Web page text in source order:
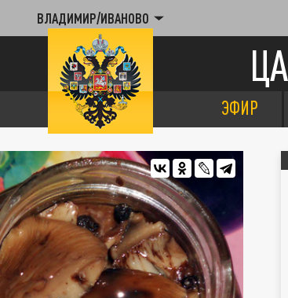
ВЛАДИМИР/ИВАНОВО
ЭФИР